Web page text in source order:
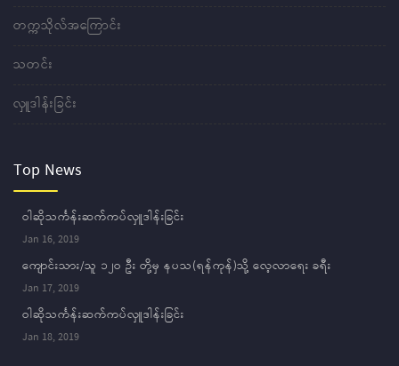
တက္ကသိုလ်အကြောင်း
သတင်း
လှူဒါန်းခြင်း
Top News
ဝါဆိုသင်္ကန်းဆက်ကပ်လှူဒါန်းခြင်း
Jan 16, 2019
ကျောင်းသား/သူ ၁၂ဝ ဦး တို့မှ နပသ(ရန်ကုန်)သို့ လေ့လာရေး ခရီး
Jan 17, 2019
ဝါဆိုသင်္ကန်းဆက်ကပ်လှူဒါန်းခြင်း
Jan 18, 2019